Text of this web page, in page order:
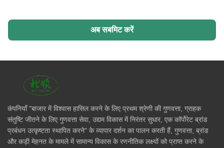
अब सबमिट करें
कंपनियाँ "बाजार में विश्वास हासिल करने के लिए प्रथम श्रेणी की गुणवत्ता, ग्राहक
संतुष्टि जीतने के लिए गुणवत्ता सेवा, उद्यम विकास में निरंतर सुधार, एक कॉर्पोरेट ब्रांड
प्रबंधन उत्कृष्टता स्थापित करने" के व्यापार दर्शन का पालन करती हैं, गुणवत्ता, ब्रांड
और कड़ी मेहनत के मामले में सामान्य विकास के रणनीतिक लक्ष्यों को प्राप्त करने के